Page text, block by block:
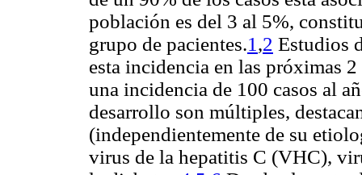
población es del 3 al 5%,
grupo de pacientes.1 ,2 Estudios
esta incidencia en las próximas
una incidencia de 100 casos al
desarrollo son múltiples,
(independientemente de su
virus de la hepatitis C (VHC),